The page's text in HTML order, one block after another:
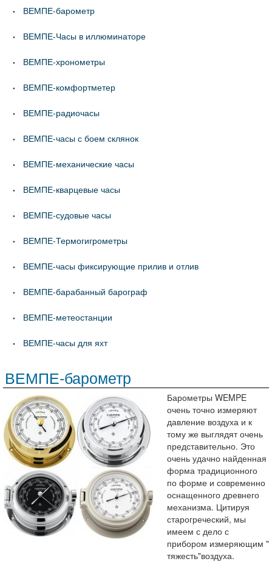
ВЕМПЕ-барометр
ВЕМПЕ-Часы в иллюминаторе
ВЕМПЕ-хронометры
ВЕМПЕ-комфортметер
ВЕМПЕ-радиочасы
ВЕМПЕ-часы с боем склянок
ВЕМПЕ-механические часы
ВЕМПЕ-кварцевые часы
ВЕМПЕ-судовые часы
ВЕМПЕ-Термогигрометры
ВЕМПЕ-часы фиксирующие прилив и отлив
ВЕМПЕ-барабанный барограф
ВЕМПЕ-метеостанции
ВЕМПЕ-часы для яхт
ВЕМПЕ-барометр
Барометры WEMPE
очень точно измеряют
давление воздуха и к
тому же выглядят очень
представительно. Это
очень удачно найденная
форма традиционного
по форме и современно
оснащенного древнего
механизма. Цитируя
старогреческий, мы
имеем с дело с
прибором измеряющим "
тяжесть"воздуха.